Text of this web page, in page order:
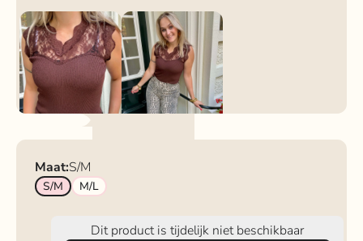
Maat:S/M
S/M M/L
Dit product is tijdelijk niet beschikbaar